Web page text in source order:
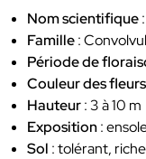
Nom scientifique:
Famille:
Période de
Couleur des fleurs
Hauteur: 3 à 10 m
Exposition:
Sol : tolérant, riche